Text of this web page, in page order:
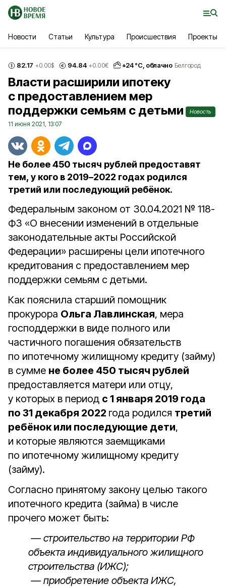
Новости Статьи Культура Происшествия Проекты
82.17 +0.00$ 94.84 +0.00€ +24°С, облачно Белгород
Власти расширили ипотеку
с предоставлением мер
поддержки семьям с детьми
Новость
11 июня 2021, 13:07
Не более 450 тысяч рублей предоставят
тем, у кого в 2019–2022 годах родился
третий или последующий ребёнок.
Федеральным законом от 30.04.2021 № 118-
ФЗ «О внесении изменений в отдельные
законодательные акты Российской
Федерации» расширены цели ипотечного
кредитования с предоставлением мер
поддержки семьям с детьми.
Как пояснила старший помощник
прокурора Ольга Лавлинская, мера
господдержки в виде полного или
частичного погашения обязательств
по ипотечному жилищному кредиту (займу)
в сумме не более 450 тысяч рублей
предоставляется матери или отцу,
у которых в период с 1 января 2019 года
по 31 декабря 2022 года родился третий
ребёнок или последующие дети,
и которые являются заемщиками
по ипотечному жилищному кредиту
(займу).
Согласно принятому закону целью такого
ипотечного кредита (займа) в числе
прочего может быть:
— строительство на территории РФ
объекта индивидуального жилищного
строительства (ИЖС);
— приобретение объекта ИЖС,